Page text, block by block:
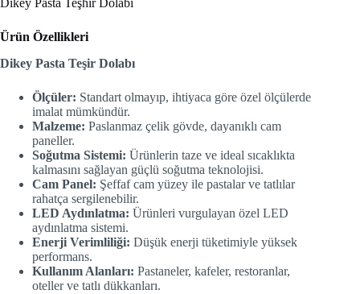
Dikey Pasta Teşhir Dolabı
Ürün Özellikleri
Dikey Pasta Teşir Dolabı
Ölçüler: Standart olmayıp, ihtiyaca göre özel ölçülerde
imalat mümkündür.
Malzeme: Paslanmaz çelik gövde, dayanıklı cam
paneller.
Soğutma Sistemi: Ürünlerin taze ve ideal sıcaklıkta
kalmasını sağlayan güçlü soğutma teknolojisi.
Cam Panel: Şeffaf cam yüzey ile pastalar ve tatlılar
rahatça sergilenebilir.
LED Aydınlatma: Ürünleri vurgulayan özel LED
aydınlatma sistemi.
Enerji Verimliliği: Düşük enerji tüketimiyle yüksek
performans.
Kullanım Alanları: Pastaneler, kafeler, restoranlar,
oteller ve tatlı dükkanları.